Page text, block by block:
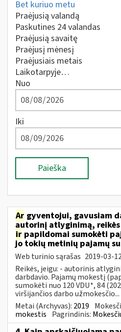
Bet kuriuo metu
Praėjusią valandą
Paskutines 24 valandas
Praėjusią savaitę
Praėjusį mėnesį
Praėjusiais metais
Laikotarpyje…
Nuo
Iki
Paieška
Ar gyventojui, gavusiam
autorinį atlyginimą,
ir papildomai sumokėti
jo tokių metinių pajamų
Web turinio sąrašas 2019-03-
Reikės, jeigu: - autorinis
darbdavio. Pajamų mokestį
sumokėti nuo 120 VDU*, 84
viršijančios darbo užmokesčio...
Metai (Archyvas): 2019
mokestis Pagrindinis: